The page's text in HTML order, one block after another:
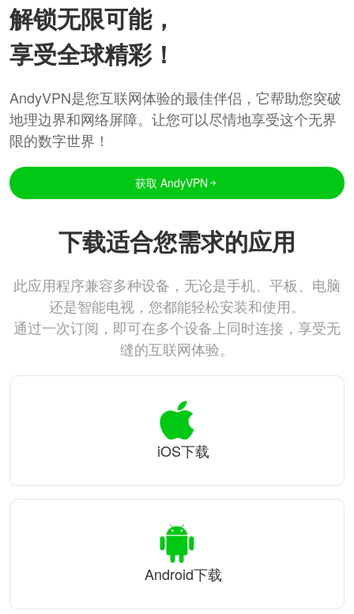
解锁无限可能，
享受全球精彩！
AndyVPN是您互联网体验的最佳伴侣，它帮助您突破
地理边界和网络屏障。让您可以尽情地享受这个无界
限的数字世界！
获取 AndyVPN
下载适合您需求的应用
此应用程序兼容多种设备，无论是手机、平板、电脑
还是智能电视，您都能轻松安装和使用。
通过一次订阅，即可在多个设备上同时连接，享受无
缝的互联网体验。
iOS下载
Android下载